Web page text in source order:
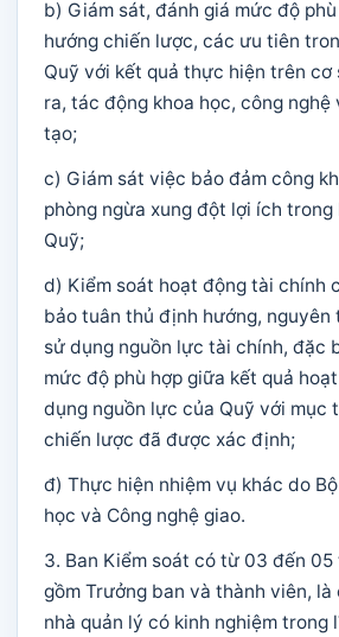
b) Giám sát, đánh giá mức độ
hướng chiến lược, các ưu tiên
Quỹ với kết quả thực hiện trên cơ
ra, tác động khoa học, công nghệ
tạo;
c) Giám sát việc bảo đảm công
phòng ngừa xung đột lợi ích
Quỹ;
d) Kiểm soát hoạt động tài chính
bảo tuân thủ định hướng, nguyên
sử dụng nguồn lực tài chính, đặc
mức độ phù hợp giữa kết quả
dụng nguồn lực của Quỹ với mục
chiến lược đã được xác định;
đ) Thực hiện nhiệm vụ khác do
học và Công nghệ giao.
3. Ban Kiểm soát có từ 03 đến
gồm Trưởng ban và thành viên, là
nhà quản lý có kinh nghiệm trong